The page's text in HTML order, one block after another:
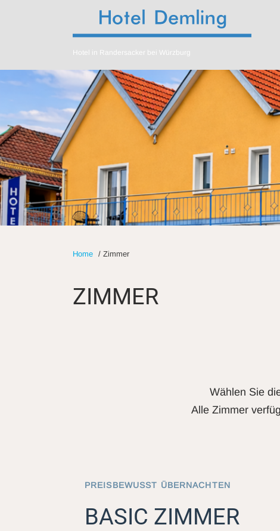
Hotel in Randersacker bei Würzburg
Home / Zimmer
ZIMMER
Wählen Sie
Alle Zimmer
PREISBEWUSST ÜBERNACHTEN
BASIC ZIMMER